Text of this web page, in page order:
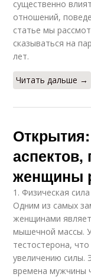
существенно
отношений,
статье мы
сказываться на
лет.
Читать дальше →
женщины
1. Физическая
Одним из самых
женщинами
мышечной массы.
тестостерона,
увеличению силы.
времена мужчины